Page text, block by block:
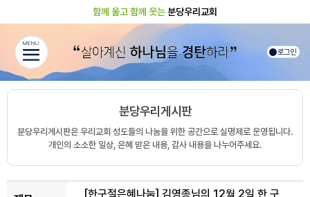
함께 울고 함께 웃는분당우리교회
로그인
MENU
분당우리게시판
분당우리게시판은 우리교회 성도들의 나눔을 위한 공간으로 실명제로 운영됩니다.
개인의 소소한 일상, 은혜 받은 내용, 감사 내용을 나누어주세요.
[한구절은혜나눔] 김영종님의 12월 2일 한 구